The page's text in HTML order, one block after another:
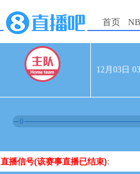
首页
12月03日
0
直播信号(该赛事直播已结束):